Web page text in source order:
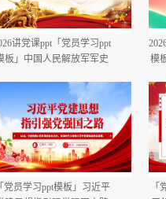
讲党课ppt「党员学习ppt
板」中国人民解放军军史
教育培训党课ppt模板【含完
整内容】.pptx
模
「党员学习ppt模板」习近平
「